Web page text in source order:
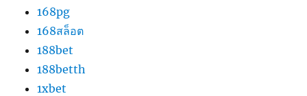
168pg
168สล็อต
188bet
188betth
1xbet